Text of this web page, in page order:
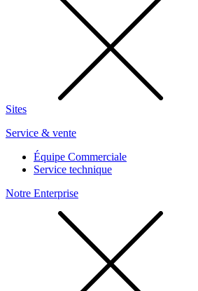
Sites
Service & vente
Équipe Commerciale
Service technique
Notre Enterprise